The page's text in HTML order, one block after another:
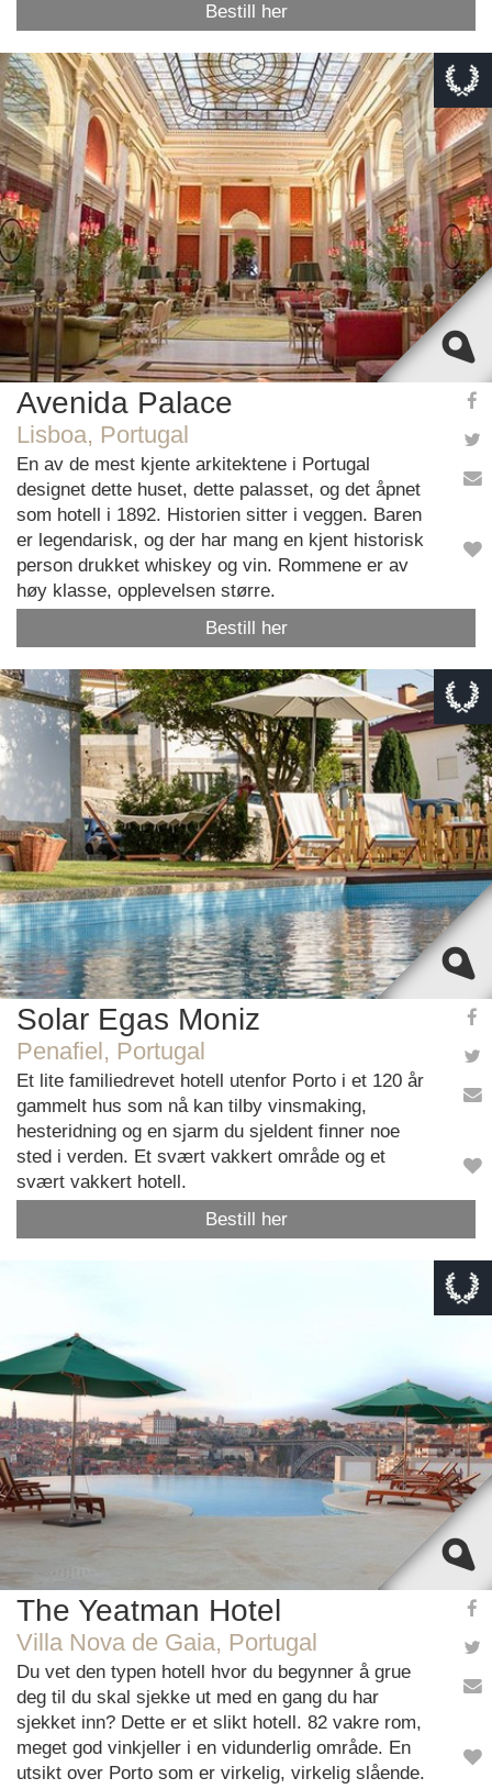
Bestill her
This page can't load Google Maps correctly.
Do you own this website?
OK
Avenida Palace
Lisboa, Portugal
En av de mest kjente arkitektene i Portugal
designet dette huset, dette palasset, og det åpnet
som hotell i 1892. Historien sitter i veggen. Baren
er legendarisk, og der har mang en kjent historisk
person drukket whiskey og vin. Rommene er av
høy klasse, opplevelsen større.
Bestill her
This page can't load Google Maps correctly.
Do you own this website?
OK
Solar Egas Moniz
Penafiel, Portugal
Et lite familiedrevet hotell utenfor Porto i et 120 år
gammelt hus som nå kan tilby vinsmaking,
hesteridning og en sjarm du sjeldent finner noe
sted i verden. Et svært vakkert område og et
svært vakkert hotell.
Bestill her
Do you own this website?
OK
The Yeatman Hotel
Villa Nova de Gaia, Portugal
Du vet den typen hotell hvor du begynner å grue
deg til du skal sjekke ut med en gang du har
sjekket inn? Dette er et slikt hotell. 82 vakre rom,
meget god vinkjeller i en vidunderlig område. En
utsikt over Porto som er virkelig, virkelig slående.